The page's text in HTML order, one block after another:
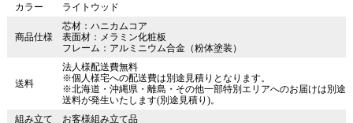
カラー
ライトウッド
商品仕様
芯材：ハニカムコア
表面材：メラミン化粧板
フレーム：アルミニウム合金（粉体塗装）
送料
法人様配送費無料
※個人様宅への配送費は別途見積りとなります。
※北海道・沖縄県・離島・その他一部特別エリアへのお届けは別途
送料が発生いたします(別途見積り)。
組み立て
お客様組み立て品